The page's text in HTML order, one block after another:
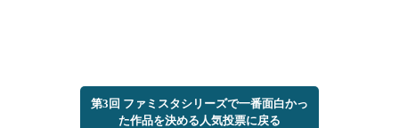
第3回 ファミスタシリーズで一番面白かっ
た作品を決める人気投票に戻る